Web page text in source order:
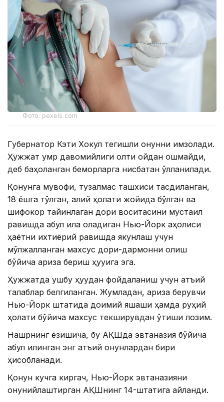
Фото: pexels.com
Губернатор Кэти Хокул тегишли қонунни имзолади.
Ҳужжат умр давомийлиги олти ойдан ошмайди,
деб баҳоланган беморларга нисбатан қўлланилади.
Қонунга мувофиқ, тузалмас ташхиси тасдиқланган,
18 ёшга тўлган, ақлий ҳолати жойида бўлган ва
шифокор тайинлаган дори воситасини мустақил
равишда қабул қила оладиган Нью-Йорк аҳолиси
ҳаётни ихтиёрий равишда якунлаш учун
мўлжалланган махсус дори-дармонни олиш
бўйича ариза бериш ҳуқуқига эга.
Ҳужжатда ушбу ҳуқуқдан фойдаланиш учун қатъий
талаблар белгиланган. Жумладан, ариза берувчи
Нью-Йорк штатида доимий яшаши ҳамда руҳий
ҳолати бўйича махсус текширувдан ўтиши лозим.
Нашрнинг ёзишича, бу АҚШда эвтаназия бўйича
қабул қилинган энг қатъий қонунлардан бири
ҳисобланади.
Қонун кучга киргач, Нью-Йорк эвтаназияни
қонунийлаштирган АҚШнинг 14-штатига айланди.